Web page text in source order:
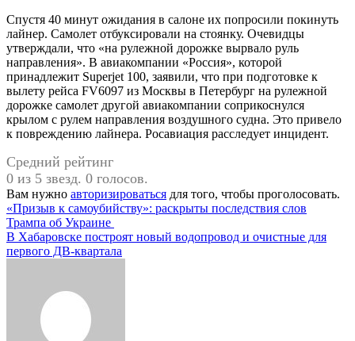
Спустя 40 минут ожидания в салоне их попросили покинуть
лайнер. Самолет отбуксировали на стоянку. Очевидцы
утверждали, что «на рулежной дорожке вырвало руль
направления». В авиакомпании «Россия», которой
принадлежит Superjet 100, заявили, что при подготовке к
вылету рейса FV6097 из Москвы в Петербург на рулежной
дорожке самолет другой авиакомпании соприкоснулся
крылом с рулем направления воздушного судна. Это привело
к повреждению лайнера. Росавиация расследует инцидент.
Средний рейтинг
0 из 5 звезд. 0 голосов.
Вам нужно авторизироваться для того, чтобы проголосовать.
Навигация
по
записям
«Призыв к самоубийству»: раскрыты последствия слов
Трампа об Украине
В Хабаровске построят новый водопровод и очистные для
первого ДВ-квартала